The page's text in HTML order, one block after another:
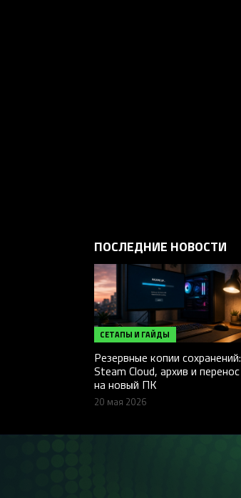
ПОСЛЕДНИЕ НОВОСТИ
СЕТАПЫ И ГАЙДЫ
Резервные копии сохранений:
Steam Cloud, архив и перенос
на новый ПК
20 мая 2026